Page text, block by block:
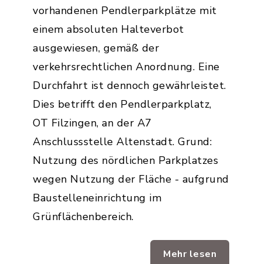
vorhandenen Pendlerparkplätze mit
einem absoluten Halteverbot
ausgewiesen, gemäß der
verkehrsrechtlichen Anordnung. Eine
Durchfahrt ist dennoch gewährleistet.
Dies betrifft den Pendlerparkplatz,
OT Filzingen, an der A7
Anschlussstelle Altenstadt. Grund:
Nutzung des nördlichen Parkplatzes
wegen Nutzung der Fläche - aufgrund
Baustelleneinrichtung im
Grünflächenbereich.
Mehr lesen